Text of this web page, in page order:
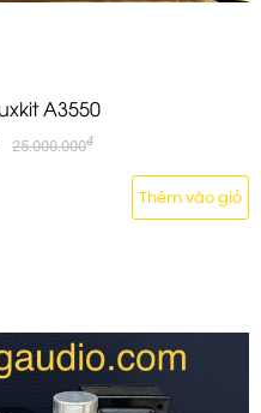
A3550
25.000.000đ
Thêm vào giỏ